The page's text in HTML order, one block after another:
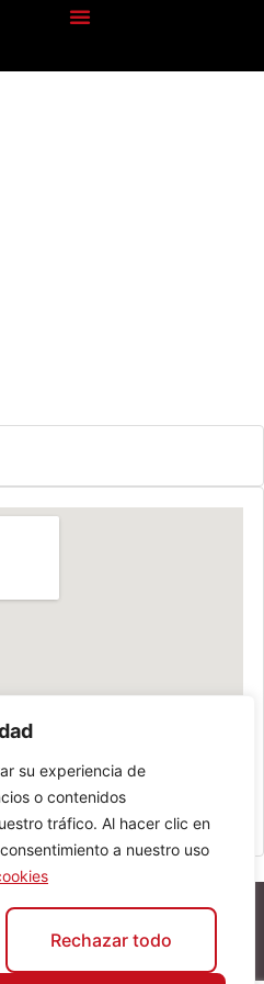
su experiencia de
o contenidos
tráfico. Al hacer clic en
a nuestro uso
Rechazar todo